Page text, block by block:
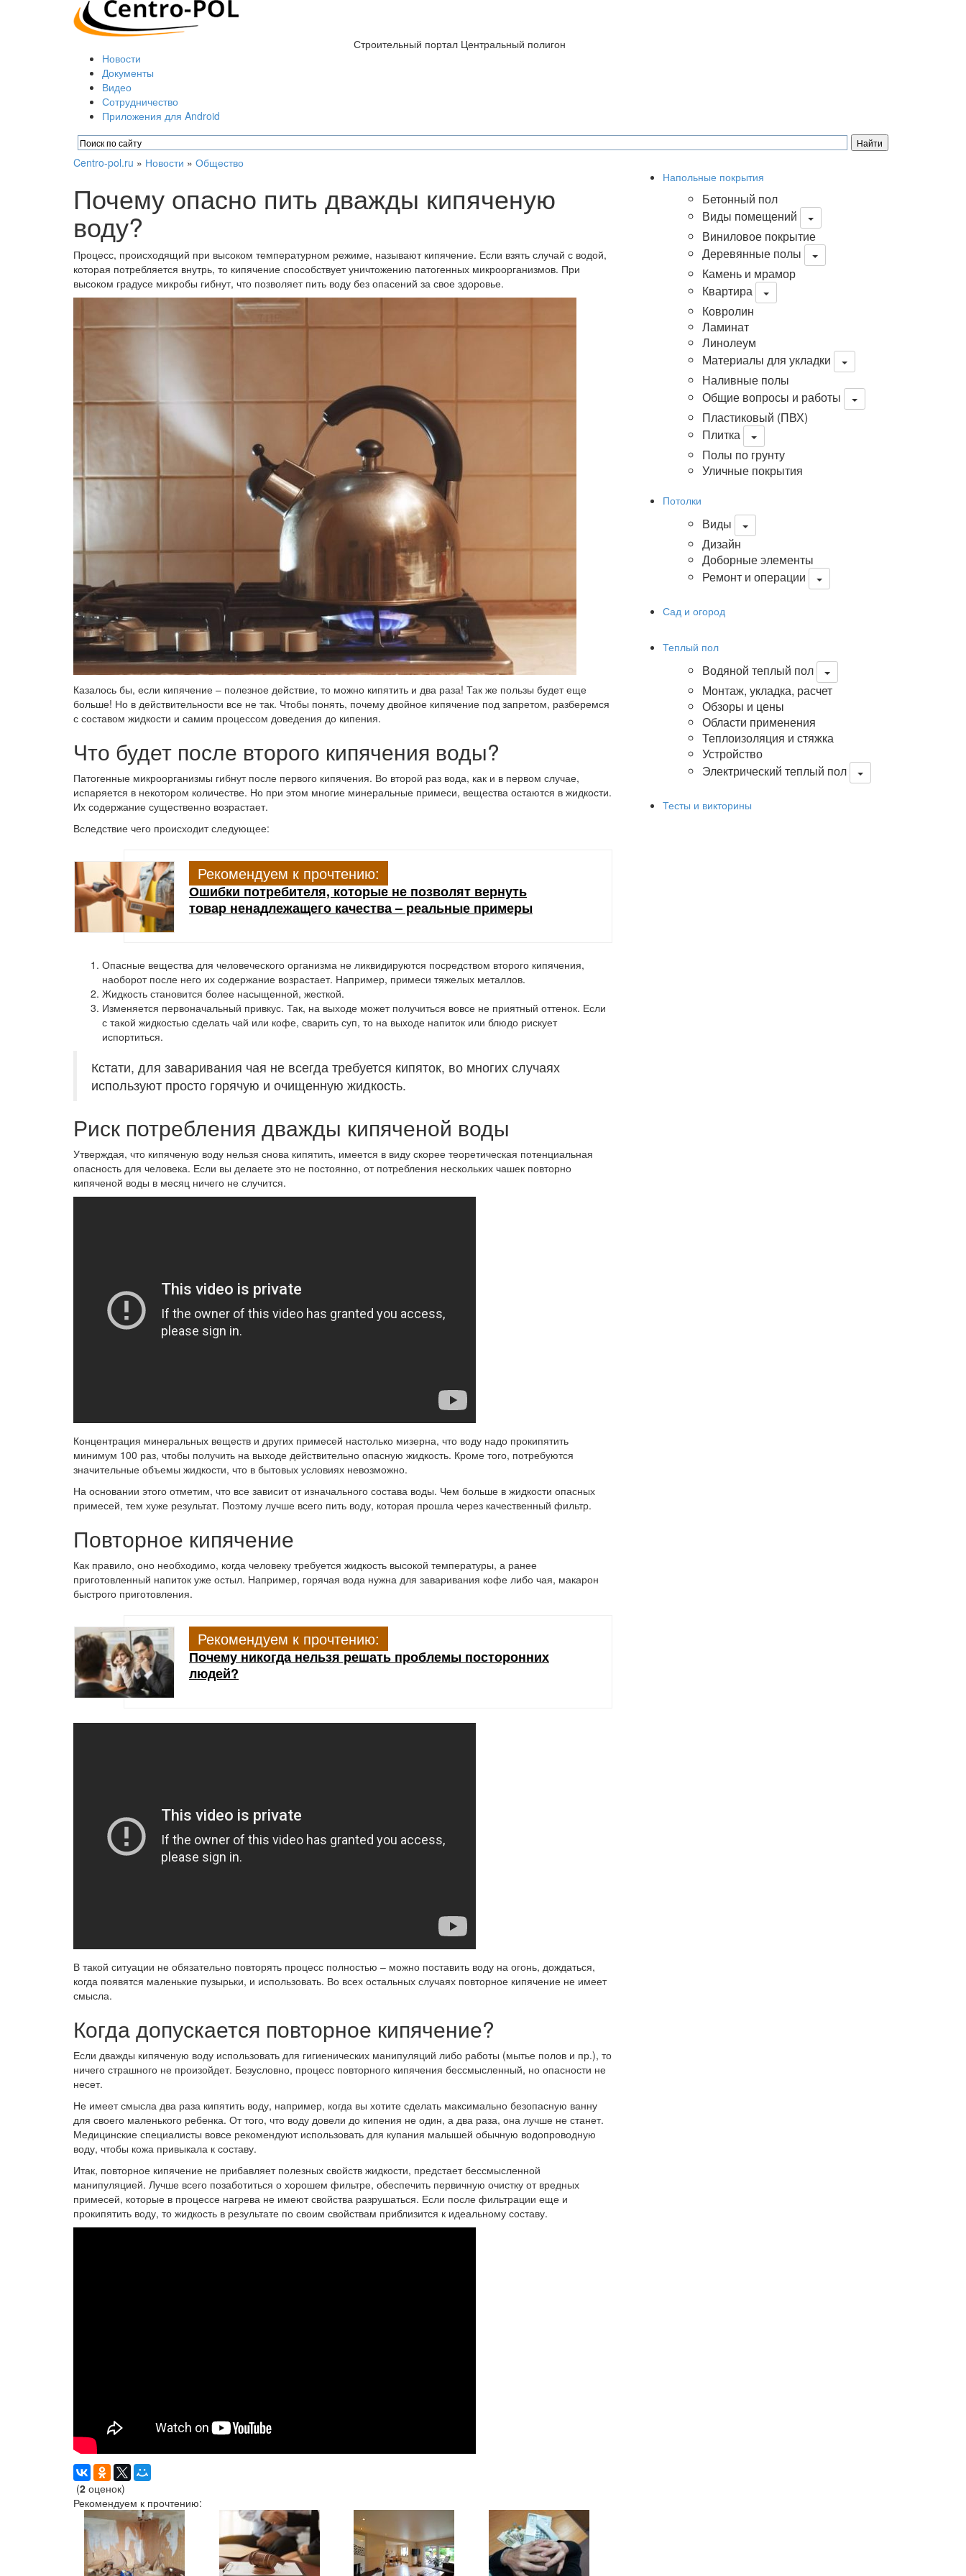
Строительный портал Центральный полигон
Новости
Документы
Видео
Сотрудничество
Приложения для Android
Centro-pol.ru » Новости » Общество
Почему опасно пить дважды кипяченую
воду?
Процесс, происходящий при высоком температурном режиме, называют кипячение. Если взять случай с водой,
которая потребляется внутрь, то кипячение способствует уничтожению патогенных микроорганизмов. При
высоком градусе микробы гибнут, что позволяет пить воду без опасений за свое здоровье.
Казалось бы, если кипячение – полезное действие, то можно кипятить и два раза! Так же пользы будет еще
больше! Но в действительности все не так. Чтобы понять, почему двойное кипячение под запретом, разберемся
с составом жидкости и самим процессом доведения до кипения.
Что будет после второго кипячения воды?
Патогенные микроорганизмы гибнут после первого кипячения. Во второй раз вода, как и в первом случае,
испаряется в некотором количестве. Но при этом многие минеральные примеси, вещества остаются в жидкости.
Их содержание существенно возрастает.
Вследствие чего происходит следующее:
Рекомендуем к прочтению:
Ошибки потребителя, которые не позволят вернуть
товар ненадлежащего качества – реальные примеры
Опасные вещества для человеческого организма не ликвидируются посредством второго кипячения,
наоборот после него их содержание возрастает. Например, примеси тяжелых металлов.
Жидкость становится более насыщенной, жесткой.
Изменяется первоначальный привкус. Так, на выходе может получиться вовсе не приятный оттенок. Если
с такой жидкостью сделать чай или кофе, сварить суп, то на выходе напиток или блюдо рискует
испортиться.
Кстати, для заваривания чая не всегда требуется кипяток, во многих случаях
используют просто горячую и очищенную жидкость.
Риск потребления дважды кипяченой воды
Утверждая, что кипяченую воду нельзя снова кипятить, имеется в виду скорее теоретическая потенциальная
опасность для человека. Если вы делаете это не постоянно, от потребления нескольких чашек повторно
кипяченой воды в месяц ничего не случится.
Концентрация минеральных веществ и других примесей настолько мизерна, что воду надо прокипятить
минимум 100 раз, чтобы получить на выходе действительно опасную жидкость. Кроме того, потребуются
значительные объемы жидкости, что в бытовых условиях невозможно.
На основании этого отметим, что все зависит от изначального состава воды. Чем больше в жидкости опасных
примесей, тем хуже результат. Поэтому лучше всего пить воду, которая прошла через качественный фильтр.
Повторное кипячение
Как правило, оно необходимо, когда человеку требуется жидкость высокой температуры, а ранее
приготовленный напиток уже остыл. Например, горячая вода нужна для заваривания кофе либо чая, макарон
быстрого приготовления.
Рекомендуем к прочтению:
Почему никогда нельзя решать проблемы посторонних
людей?
В такой ситуации не обязательно повторять процесс полностью – можно поставить воду на огонь, дождаться,
когда появятся маленькие пузырьки, и использовать. Во всех остальных случаях повторное кипячение не имеет
смысла.
Когда допускается повторное кипячение?
Если дважды кипяченую воду использовать для гигиенических манипуляций либо работы (мытье полов и пр.), то
ничего страшного не произойдет. Безусловно, процесс повторного кипячения бессмысленный, но опасности не
несет.
Не имеет смысла два раза кипятить воду, например, когда вы хотите сделать максимально безопасную ванну
для своего маленького ребенка. От того, что воду довели до кипения не один, а два раза, она лучше не станет.
Медицинские специалисты вовсе рекомендуют использовать для купания малышей обычную водопроводную
воду, чтобы кожа привыкала к составу.
Итак, повторное кипячение не прибавляет полезных свойств жидкости, предстает бессмысленной
манипуляцией. Лучше всего позаботиться о хорошем фильтре, обеспечить первичную очистку от вредных
примесей, которые в процессе нагрева не имеют свойства разрушаться. Если после фильтрации еще и
прокипятить воду, то жидкость в результате по своим свойствам приблизится к идеальному составу.
(2 оценок)
Рекомендуем к прочтению:
Напольные покрытия
Бетонный пол
Виды помещений
Виниловое покрытие
Деревянные полы
Камень и мрамор
Квартира
Ковролин
Ламинат
Линолеум
Материалы для укладки
Наливные полы
Общие вопросы и работы
Пластиковый (ПВХ)
Плитка
Полы по грунту
Уличные покрытия
Потолки
Виды
Дизайн
Доборные элементы
Ремонт и операции
Сад и огород
Теплый пол
Водяной теплый пол
Монтаж, укладка, расчет
Обзоры и цены
Области применения
Теплоизоляция и стяжка
Устройство
Электрический теплый пол
Тесты и викторины